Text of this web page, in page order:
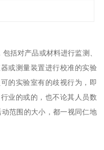
括对产品或材料进行监测、
或测量装置进行校准的实验
的实验室有的歧视行为，即
业的或的，也不论其人员数
范围的大小，都一视同仁地